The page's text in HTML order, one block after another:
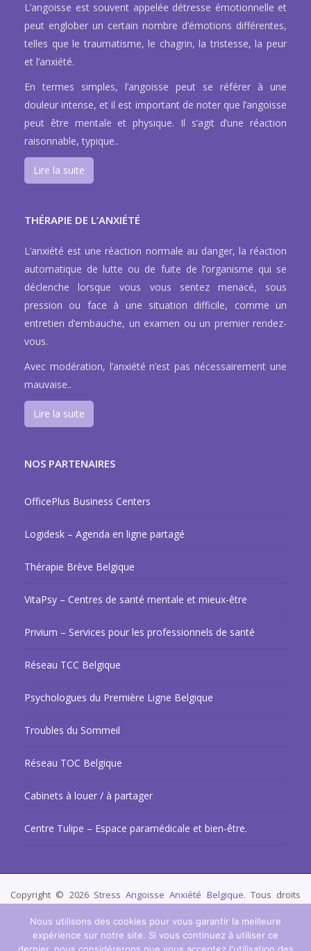
L’angoisse est souvent appelée détresse émotionnelle et
peut englober un certain nombre d’émotions différentes,
telles que le traumatisme, le chagrin, la tristesse, la peur
et l’anxiété.
En termes simples, l’angoisse peut se référer à une
douleur intense, et il est important de noter que l’angoisse
peut être mentale et physique. Il s’agit d’une réaction
raisonnable, typique..
Lire la suite
THÉRAPIE DE L’ANXIÉTÉ
L’anxiété est une réaction normale au danger, la réaction
automatique de lutte ou de fuite de l’organisme qui se
déclenche lorsque vous vous sentez menacé, sous
pression ou face à une situation difficile, comme un
entretien d’embauche, un examen ou un premier rendez-
vous.
Avec modération, l’anxiété n’est pas nécessairement une
mauvaise..
Lire la suite
NOS PARTENAIRES
OfficePlus Business Centers
Logidesk – Agenda en ligne partagé
Thérapie Brève Belgique
VitaPsy – Centres de santé mentale et mieux-être
Privium – Services pour les professionnels de santé
Réseau TCC Belgique
Psychologues du Première Ligne Belgique
Troubles du Sommeil
Réseau TOC Belgique
Cabinets à louer / à partager
Centre Tulipe – Espace paramédicale et bien-être.
Copyright © 2026 Stress Angoisse Anxiété Belgique. Tous droits
psychologues, psychotherapeutes et hypnotherapeutes.
Nous utilisons des cookies pour vous garantir la meilleure
expérience sur notre site. Si vous continuez à utiliser ce